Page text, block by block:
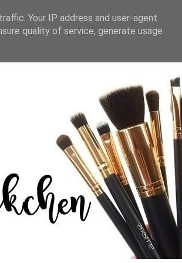
Your IP address and user-agent
quality of service, generate usage